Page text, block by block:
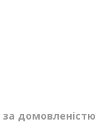
за домовленістю